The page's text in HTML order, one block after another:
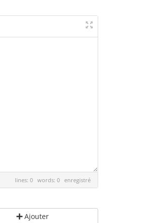
lines: 0 words: 0 enregistré
Ajouter